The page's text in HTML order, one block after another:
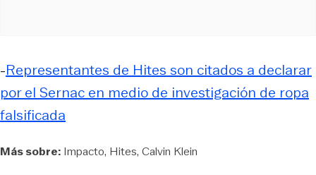
-Representantes de Hites son citados a declarar
por el Sernac en medio de investigación de ropa
falsificada
Más sobre: Impacto Hites Calvin Klein